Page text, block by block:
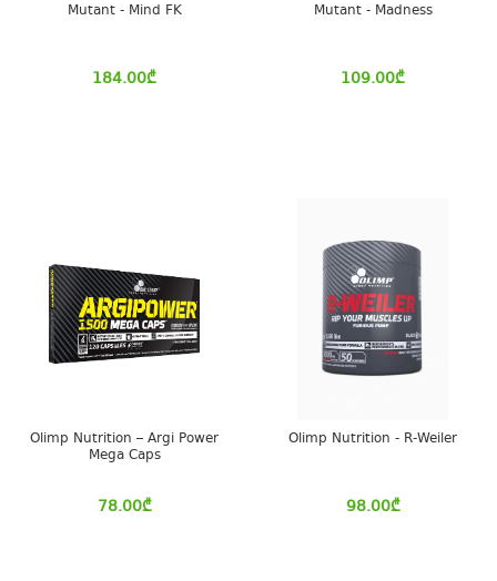
Mutant - Mind FK
184.00₾
Mutant - Madness
109.00₾
Olimp Nutrition – Argi Power
Mega Caps
78.00₾
Olimp Nutrition - R-Weiler
98.00₾